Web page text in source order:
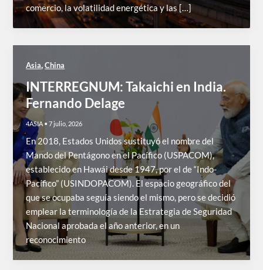
comercio, la volatilidad energética y las […]
Asia,China
INTERREGNUM: Takaichi en India.
Fernando Delage
4ASIA •7 julio, 2026
En 2018, Estados Unidos sustituyó el nombre del
Mando del Pentágono en el Pacífico (USPACOM),
establecido en Hawái desde 1947, por el de “Indo-
Pacífico” (USINDOPACOM). El espacio geográfico del
que se ocupaba seguía siendo el mismo, pero se decidió
emplear la terminología de la Estrategia de Seguridad
Nacional aprobada el año anterior, en un
reconocimiento